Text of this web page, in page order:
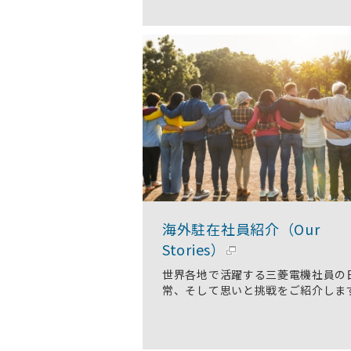
海外駐在社員紹介（Our
Stories）
世界各地で活躍する三菱電機社員の
常、そして思いと挑戦をご紹介しま